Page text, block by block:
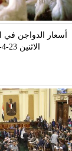
أسعار الدواجن في
الاثنين 23-4-2018